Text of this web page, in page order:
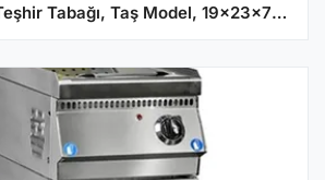
Zicco Melamin Teşhir Tabağı, Taş Model, 19x23x7 cm